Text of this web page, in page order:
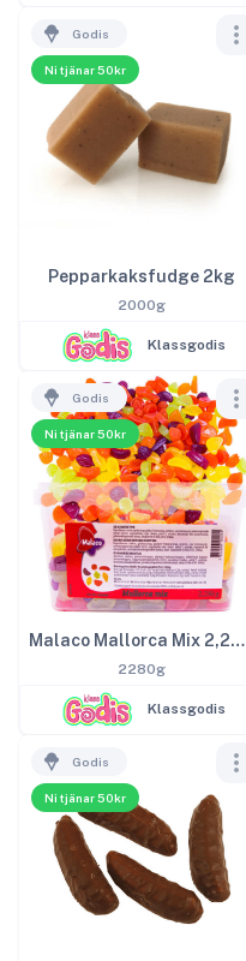
Ni tjänar 50kr
Godis
Pepparkaksfudge 2kg
2000g
Klassgodis
Ni tjänar 50kr
Godis
Malaco Mallorca Mix 2,28kg
2280g
Klassgodis
Ni tjänar 50kr
Godis